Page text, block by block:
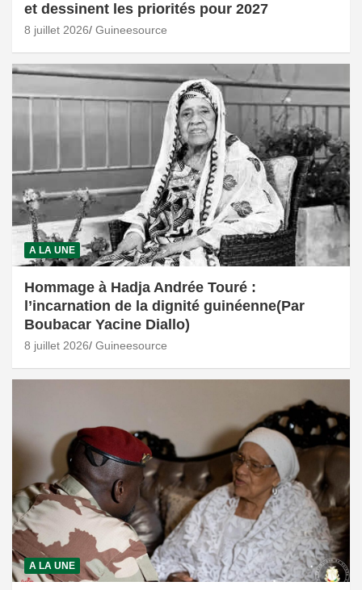
et dessinent les priorités pour 2027
8 juillet 2026 Guineesource
A LA UNE
Hommage à Hadja Andrée Touré :
l’incarnation de la dignité guinéenne(Par
Boubacar Yacine Diallo)
8 juillet 2026 Guineesource
A LA UNE